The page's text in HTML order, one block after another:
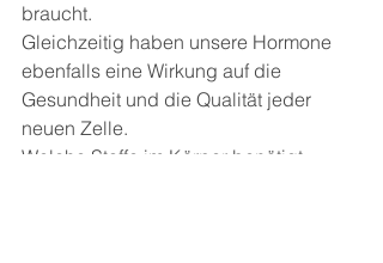
braucht.
Gleichzeitig haben unsere Hormone
ebenfalls eine Wirkung auf die
Gesundheit und die Qualität jeder
neuen Zelle.
Welche Stoffe im Körper benötigt